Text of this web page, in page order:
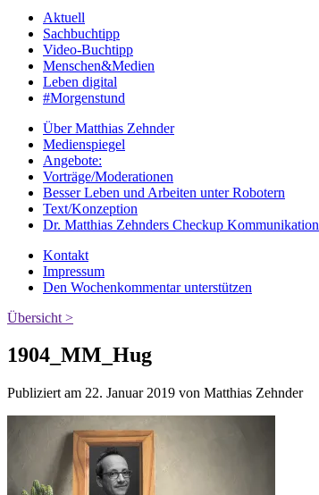
Aktuell
Sachbuchtipp
Video-Buchtipp
Menschen&Medien
Leben digital
#Morgenstund
Über Matthias Zehnder
Medienspiegel
Angebote:
Vorträge/Moderationen
Besser Leben und Arbeiten unter Robotern
Text/Konzeption
Dr. Matthias Zehnders Checkup Kommunikation
Kontakt
Impressum
Den Wochenkommentar unterstützen
Übersicht >
1904_MM_Hug
Publiziert am 22. Januar 2019 von Matthias Zehnder